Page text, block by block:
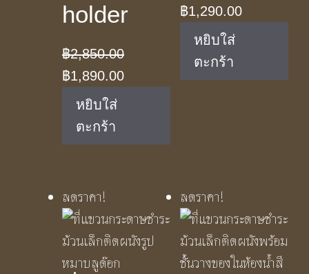
holder
฿2,850.00
Original
price
was:
฿2,850.00.
฿1,890.00Current
฿1,890.00.
หยิบใส่
ตะกร้า
Original
price
was:
฿2,250.00.
฿1,290.00Current
฿1,290.00.
หยิบใส่
ตะกร้า
ลดราคา! ลดราคา!